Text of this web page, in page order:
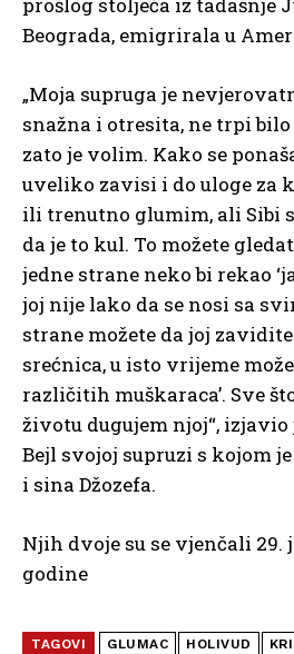
Beograda, emigrirala u
„Moja supruga je
snažna i otresita, ne trpi
zato je volim. Kako se
uveliko zavisi i do uloge za
ili trenutno glumim, ali Sibi
da je to kul. To možete
jedne strane neko bi rekao
joj nije lako da se nosi sa
strane možete da joj
srećnica, u isto vrijeme
različitih muškaraca’. Sve
životu dugujem njoj“,
Bejl svojoj supruzi s kojom
i sina Džozefa.
Njih dvoje su se vjenčali 29.
godine
TAGOVI GLUMAC HOLIVUD